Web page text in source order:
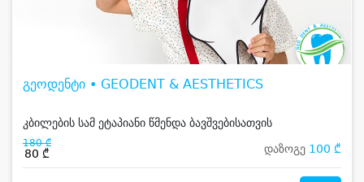
გეოდენტი • GEODENT & AESTHETICS
კბილების სამ ეტაპიანი წმენდა ბავშვებისათვის
180 ₾
80 ₾ დაზოგე 100 ₾